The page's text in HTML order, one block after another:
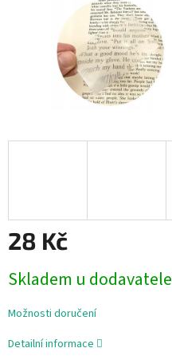
28 Kč
cena:
Skladem u dodavatele
Možnosti doručení
Detailní informace